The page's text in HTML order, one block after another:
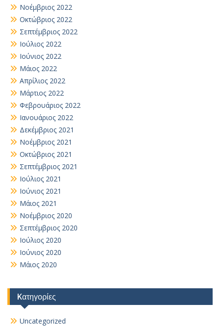
Νοέμβριος 2022
Οκτώβριος 2022
Σεπτέμβριος 2022
Ιούλιος 2022
Ιούνιος 2022
Μάιος 2022
Απρίλιος 2022
Μάρτιος 2022
Φεβρουάριος 2022
Ιανουάριος 2022
Δεκέμβριος 2021
Νοέμβριος 2021
Οκτώβριος 2021
Σεπτέμβριος 2021
Ιούλιος 2021
Ιούνιος 2021
Μάιος 2021
Νοέμβριος 2020
Σεπτέμβριος 2020
Ιούλιος 2020
Ιούνιος 2020
Μάιος 2020
Kατηγορίες
Uncategorized